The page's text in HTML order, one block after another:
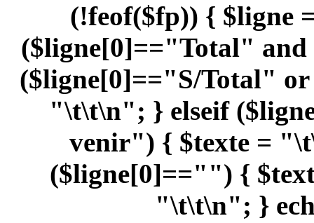
(!feof($fp)) { $ligne
($ligne[0]=="Total" and
($ligne[0]=="S/Total"
"\t\t\n"; } elseif
venir") { $texte =
($ligne[0]=="") {
"\t\t\n"; }